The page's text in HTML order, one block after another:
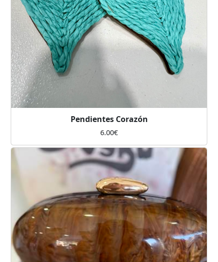
Pendientes Corazón
6.00€